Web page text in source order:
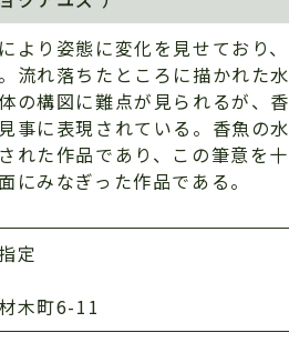
より姿態に変化を見せており、
流れ落ちたところに描かれた水
の構図に難点が見られるが、香
事に表現されている。香魚の水
れた作品であり、この筆意を十
にみなぎった作品である。
定
木町6-11